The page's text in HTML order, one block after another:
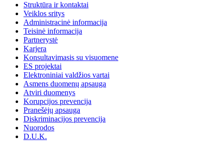
Struktūra ir kontaktai
Veiklos sritys
Administracinė informacija
Teisinė informacija
Partnerystė
Karjera
Konsultavimasis su visuomene
ES projektai
Elektroniniai valdžios vartai
Asmens duomenų apsauga
Atviri duomenys
Korupcijos prevencija
Pranešėjų apsauga
Diskriminacijos prevencija
Nuorodos
D.U.K.